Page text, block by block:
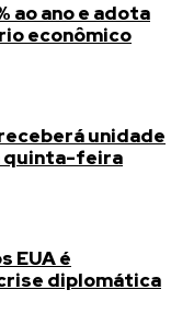
ao ano e adota
econômico
unidade
quinta-feira
EUA é
diplomática